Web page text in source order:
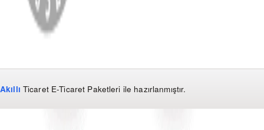
Akıllı Ticaret E-Ticaret Paketleri ile hazırlanmıştır.